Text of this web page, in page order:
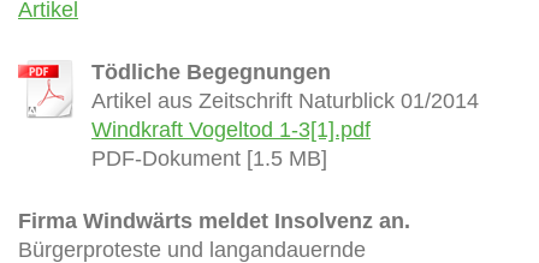
Artikel
Tödliche Begegnungen
Artikel aus Zeitschrift Naturblick 01/2014
Windkraft Vogeltod 1-3[1].pdf
PDF-Dokument [1.5 MB]
Firma Windwärts meldet Insolvenz an.
Bürgerproteste und langandauernde